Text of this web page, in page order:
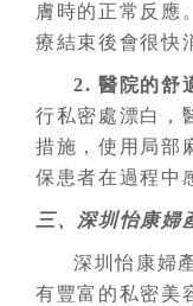
膚時的正常反應
療結束後會很快
2. 醫院的舒
行私密處漂白，
措施，使用局部
保患者在過程中
三、深圳怡康婦
深圳怡康婦
有豐富的私密美